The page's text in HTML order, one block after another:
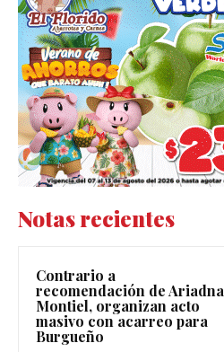
Notas recientes
Contrario a
recomendación de Ariadna
Montiel, organizan acto
masivo con acarreo para
Burgueño